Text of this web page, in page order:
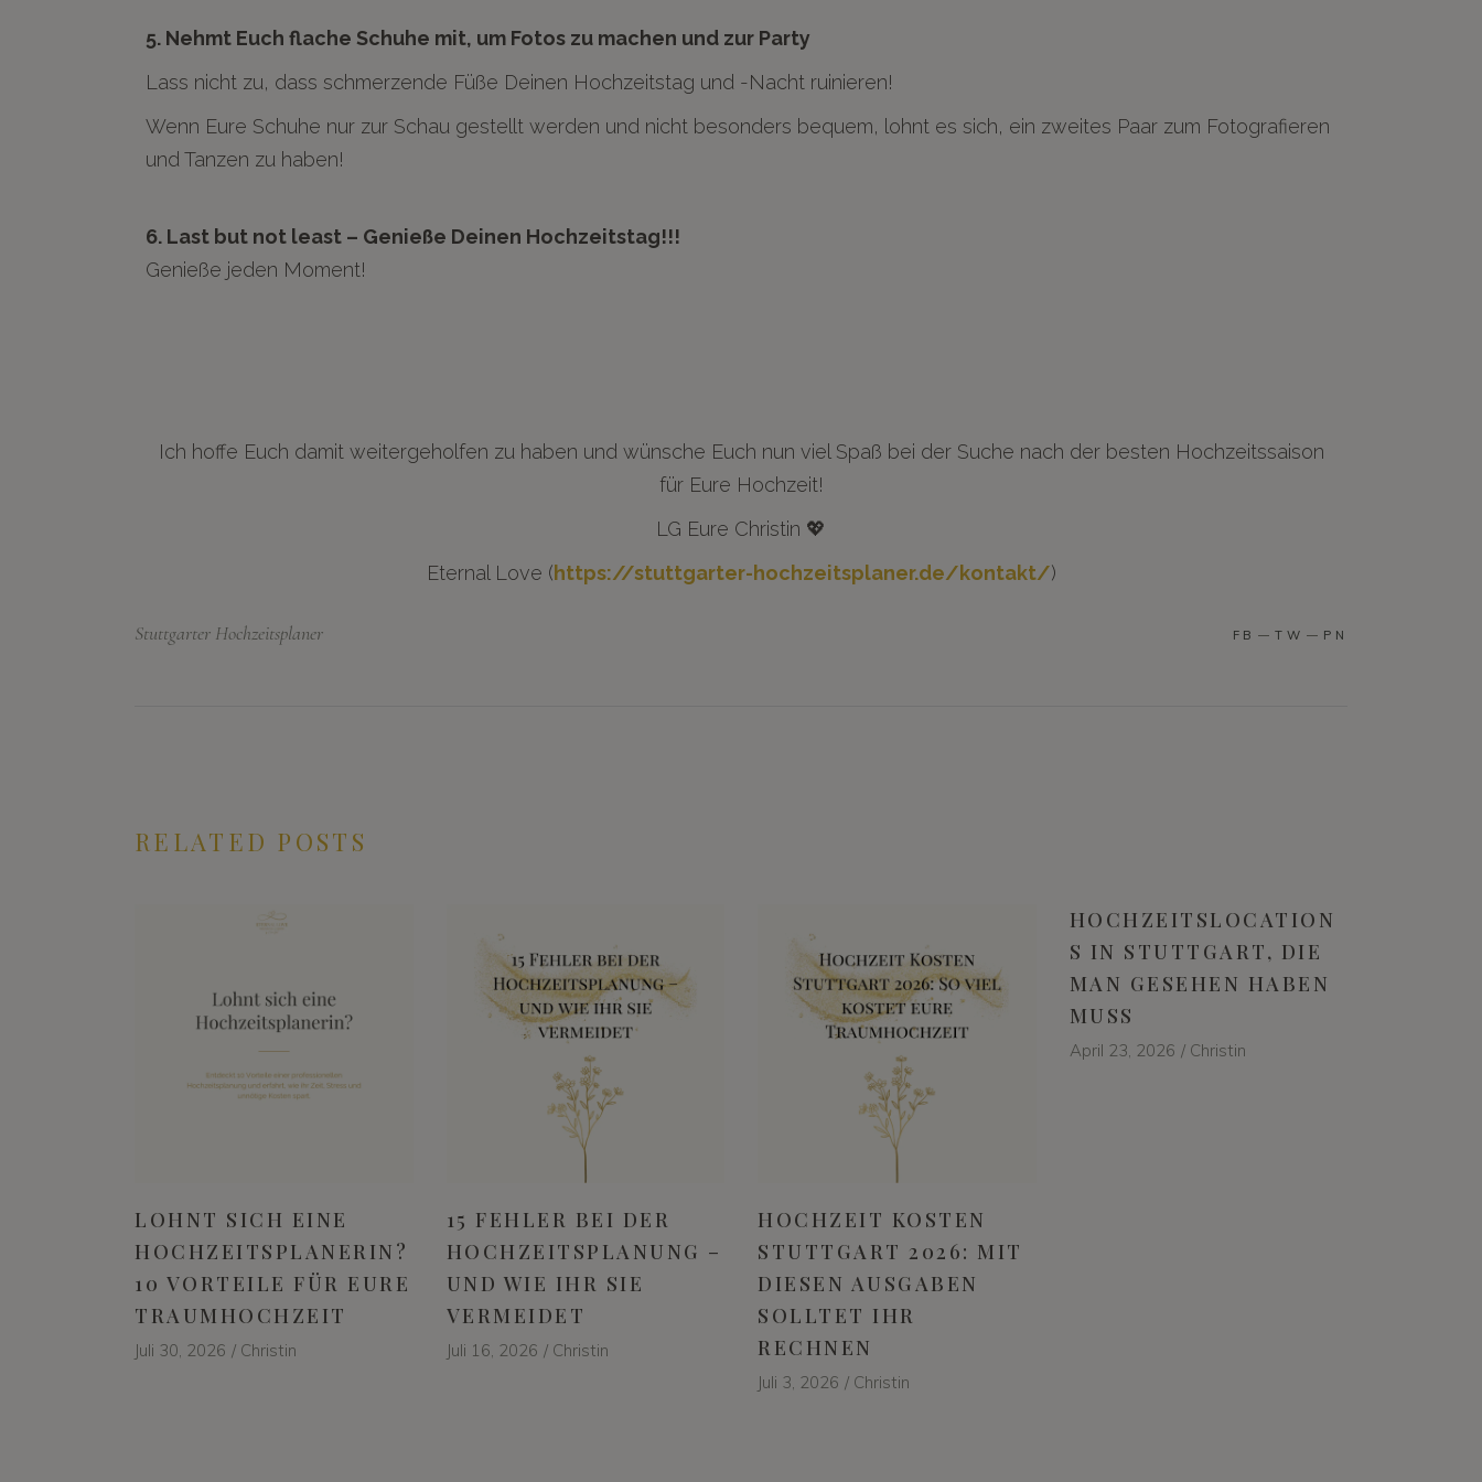
5. Nehmt Euch flache Schuhe mit, um Fotos zu machen und zur Party
Lass nicht zu, dass schmerzende Füße Deinen Hochzeitstag und -Nacht ruinieren!
Wenn Eure Schuhe nur zur Schau gestellt werden und nicht besonders bequem, lohnt es sich, ein zweites Paar zum Fotografieren
und Tanzen zu haben!
6. Last but not least – Genieße Deinen Hochzeitstag!!!
Genieße jeden Moment!
Ich hoffe Euch damit weitergeholfen zu haben und wünsche Euch nun viel Spaß bei der Suche nach der besten Hochzeitssaison
für Eure Hochzeit!
LG Eure Christin 💖
Eternal Love (https://stuttgarter-hochzeitsplaner.de/kontakt/)
Stuttgarter Hochzeitsplaner FB TW PN
RELATED POSTS
LOHNT SICH EINE
HOCHZEITSPLANERIN?
10 VORTEILE FÜR EURE
TRAUMHOCHZEIT
Juli 30, 2026 Christin
15 FEHLER BEI DER
HOCHZEITSPLANUNG –
UND WIE IHR SIE
VERMEIDET
Juli 16, 2026 Christin
HOCHZEIT KOSTEN
STUTTGART 2026: MIT
DIESEN AUSGABEN
SOLLTET IHR
RECHNEN
Juli 3, 2026 Christin
HOCHZEITSLOCATION
S IN STUTTGART, DIE
MAN GESEHEN HABEN
MUSS
April 23, 2026 Christin